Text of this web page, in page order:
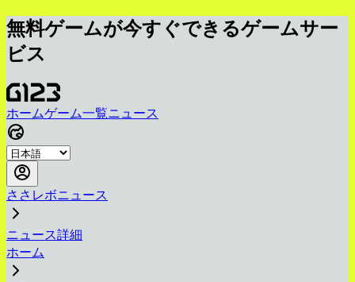
無料ゲームが今すぐできるゲームサー
ビス
ホームゲーム一覧ニュース
ささレボニュース
ニュース詳細
ホーム